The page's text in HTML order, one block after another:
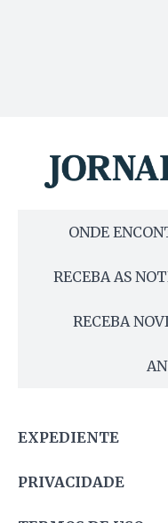
ONDE
RECEBA AS
RECEBA
EXPEDIENTE
PRIVACIDADE